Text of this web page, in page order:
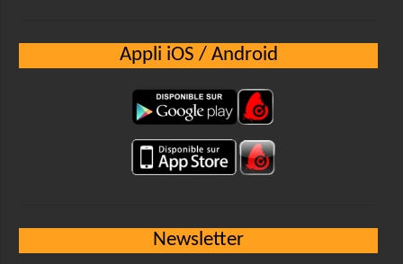
Appli iOS / Android
Newsletter